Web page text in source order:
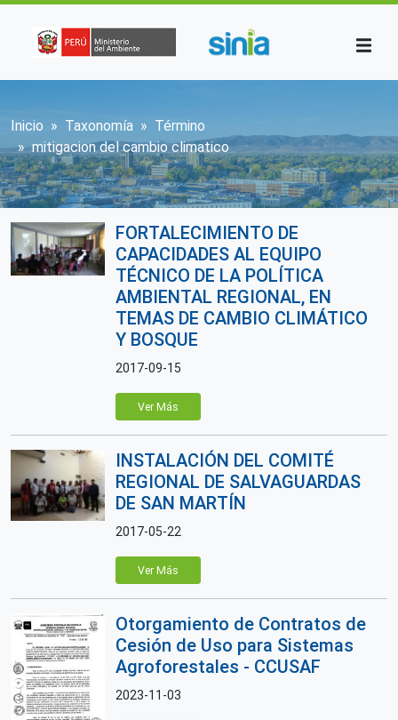
Sobrescribir enlaces de ayuda a la
Inicio Taxonomía
Término
mitigacion del cambio climatico
FORTALECIMIENTO DE
CAPACIDADES AL EQUIPO
TÉCNICO DE LA POLÍTICA
AMBIENTAL REGIONAL, EN
TEMAS DE CAMBIO CLIMÁTICO
Y BOSQUE
2017-09-15
Ver Más
INSTALACIÓN DEL COMITÉ
REGIONAL DE SALVAGUARDAS
DE SAN MARTÍN
2017-05-22
Ver Más
Otorgamiento de Contratos de
Cesión de Uso para Sistemas
Agroforestales - CCUSAF
2023-11-03